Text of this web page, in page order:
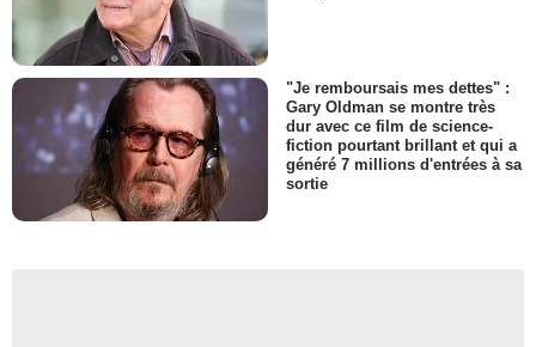
"Je remboursais mes dettes" :
Gary Oldman se montre très
dur avec ce film de science-
fiction pourtant brillant et qui a
généré 7 millions d'entrées à sa
sortie